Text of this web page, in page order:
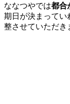
ななつやでは都合
期日が決まってい
整させていただき